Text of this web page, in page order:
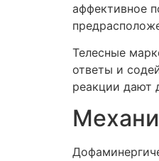
аффективное
Телесные
ответы и
реакции дают